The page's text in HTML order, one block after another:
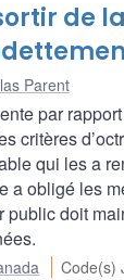
de
Parent
par
critères
qui les a
a obligé les
doit
Code(s)